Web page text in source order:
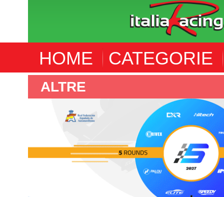
HOME CATEGORIE
F4 SPANISH